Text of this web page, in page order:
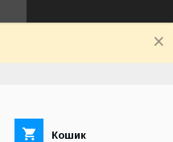
Кошик